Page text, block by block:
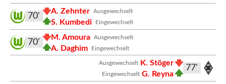
Ausgewechselt
A. Zehnter
Eingewechselt
S. Kumbedi
70'
Ausgewechselt
M. Amoura
Eingewechselt
A. Daghim
70'
77'
Ausgewechselt K. Stöger
Eingewechselt G. Reyna